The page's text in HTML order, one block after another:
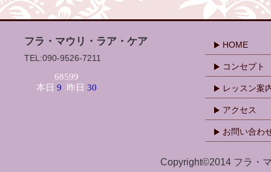
フラ・マウリ・ラア・ケア
TEL:090-9526-7211
HOME
コンセプト
レッスン案
アクセス
お問い合わ
Copyright©2014 フラ・